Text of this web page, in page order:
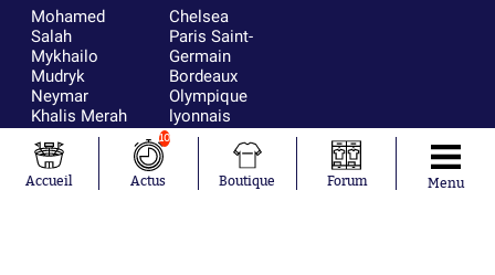
Mohamed
Salah
Mykhailo
Mudryk
Neymar
Khalis Merah
Loïs Openda
Moussa
Niakhaté
Chelsea
Paris Saint-
Germain
Bordeaux
Olympique
lyonnais
FIFA
Real Madrid
RC Strasbourg
AC Milan
Accueil
10
Actus Boutique Forum Menu